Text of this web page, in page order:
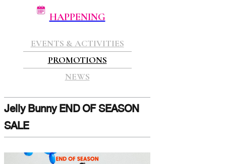
HAPPENING
EVENTS & ACTIVITIES
PROMOTIONS
NEWS
Jelly Bunny END OF SEASON
SALE